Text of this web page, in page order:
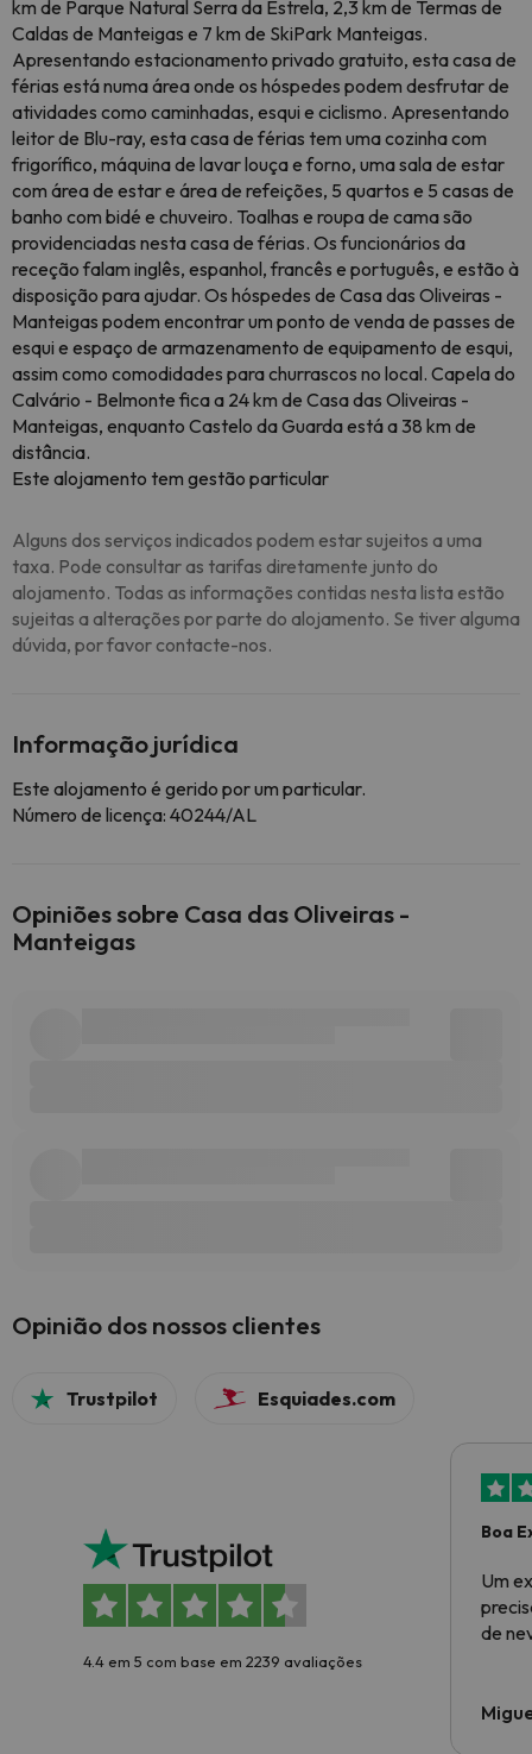
km de Parque Natural Serra da Estrela, 2,3 km de Termas de
Caldas de Manteigas e 7 km de SkiPark Manteigas.
Apresentando estacionamento privado gratuito, esta casa de
férias está numa área onde os hóspedes podem desfrutar de
atividades como caminhadas, esqui e ciclismo. Apresentando
leitor de Blu-ray, esta casa de férias tem uma cozinha com
frigorífico, máquina de lavar louça e forno, uma sala de estar
com área de estar e área de refeições, 5 quartos e 5 casas de
banho com bidé e chuveiro. Toalhas e roupa de cama são
providenciadas nesta casa de férias. Os funcionários da
receção falam inglês, espanhol, francês e português, e estão à
disposição para ajudar. Os hóspedes de Casa das Oliveiras -
Manteigas podem encontrar um ponto de venda de passes de
esqui e espaço de armazenamento de equipamento de esqui,
assim como comodidades para churrascos no local. Capela do
Calvário - Belmonte fica a 24 km de Casa das Oliveiras -
Manteigas, enquanto Castelo da Guarda está a 38 km de
distância.
Este alojamento tem gestão particular
Alguns dos serviços indicados podem estar sujeitos a uma
taxa. Pode consultar as tarifas diretamente junto do
alojamento. Todas as informações contidas nesta lista estão
sujeitas a alterações por parte do alojamento. Se tiver alguma
dúvida, por favor contacte-nos.
Informação jurídica
Este alojamento é gerido por um particular.
Número de licença: 40244/AL
Opiniões sobre Casa das Oliveiras -
Manteigas
Opinião dos nossos clientes
Trustpilot Esquiades.com
4.4 em 5 com base em 2239 avaliações
Boa
Um
de